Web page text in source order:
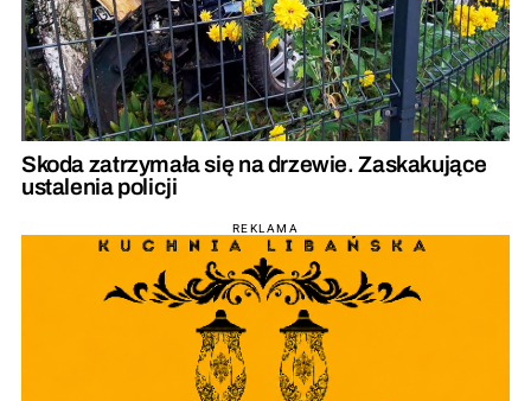
Skoda zatrzymała się na drzewie. Zaskakujące
ustalenia policji
REKLAMA